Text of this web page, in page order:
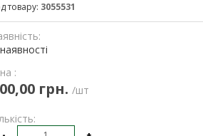
товару: 3055531
:
грн. /шт